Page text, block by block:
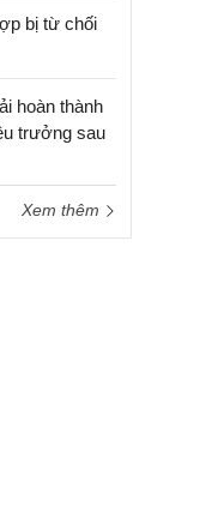
bị từ chối
hoàn thành
trưởng sau
Xem thêm